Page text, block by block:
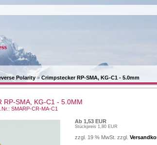
Polarity»Crimpstecker RP-SMA, KG-C1 - 5.0mm
RP-SMA, KG-C1 - 5.0MM
SMARP-CR-MA-C1
Ab 1,53 EUR
Stückpreis 1,80 EUR
zzgl. 19 % MwSt. zzgl.